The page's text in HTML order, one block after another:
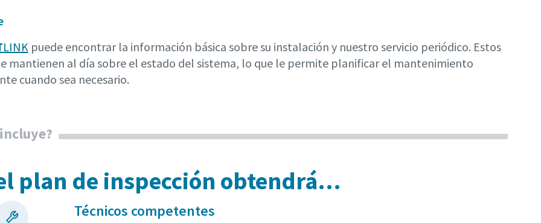
LINKpuede encontrar la información básica sobre su instalación y nuestro servicio periódico. Estos
mantienen al día sobre el estado del sistema, lo que le permite planificar el mantenimiento
cuando sea necesario.
plan de inspección obtendrá…
Técnicos competentes